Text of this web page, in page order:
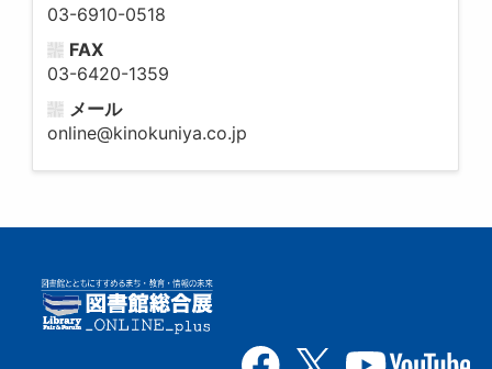
03-6910-0518
FAX
03-6420-1359
メール
online@kinokuniya.co.jp